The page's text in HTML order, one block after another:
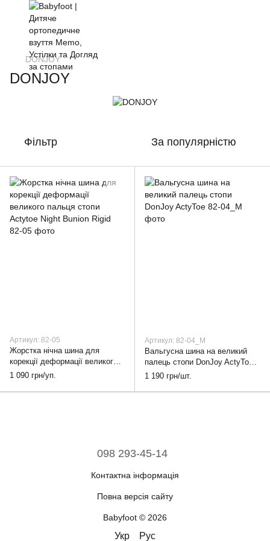
DONJOY
DONJOY
Фільтр За популярністю
Артикул: 82-05
Жорстка нічна шина для
корекції деформації великого
пальця стопи Actytoe Night
1 090 грн/уп.
Артикул: 82-04_M
Вальгусна шина на великий
палець стопи DonJoy ActyToe,
M1 190 грн/шт.
098 293-45-14
Контактна інформація
Повна версія сайту
Babyfoot © 2026
Укр Рус